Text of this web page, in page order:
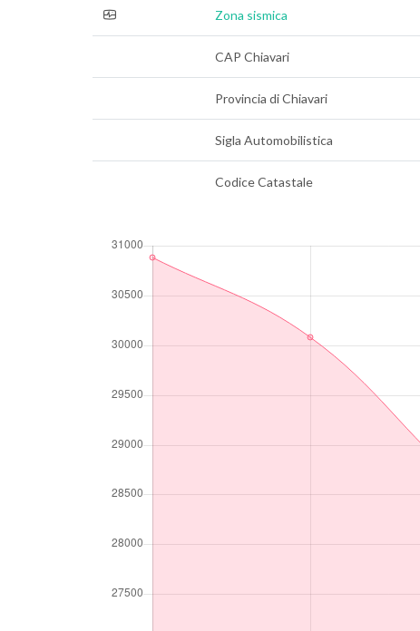
Zona sismica
CAP Chiavari
Provincia di Chiavari
Sigla Automobilistica
Codice Catastale